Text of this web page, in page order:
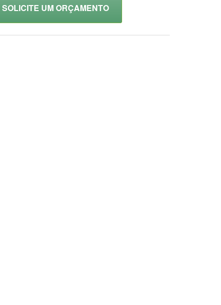
SOLICITE UM ORÇAMENTO